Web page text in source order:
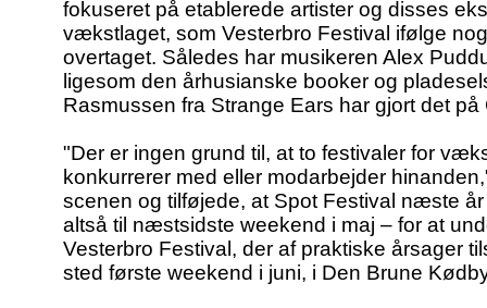
fokuseret på etablerede artister og disses
vækstlaget, som Vesterbro Festival ifølge
overtaget. Således har musikeren Alex
ligesom den århusianske booker og
Rasmussen fra Strange Ears har gjort det på
"Der er ingen grund til, at to festivaler for
konkurrerer med eller modarbejder
scenen og tilføjede, at Spot Festival næste
altså til næstsidste weekend i maj – for at
Vesterbro Festival, der af praktiske årsager
sted første weekend i juni, i Den Brune